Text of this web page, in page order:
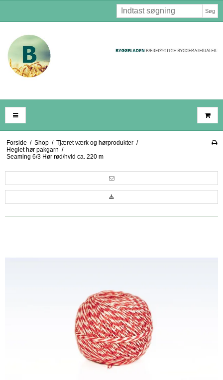
Søg
Forside / Shop / Tjæret værk og hørprodukter /
Heglet hør pakgarn /
Seaming 6/3 Hør rød/hvid ca. 220 m